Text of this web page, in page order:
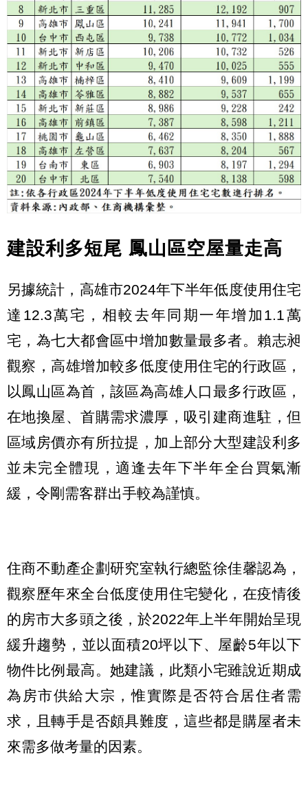
建設利多短尾 鳳山區空屋量走高
另據統計，高雄市2024年下半年低度使用住宅
達12.3萬宅，相較去年同期一年增加1.1萬
宅，為七大都會區中增加數量最多者。賴志昶
觀察，高雄增加較多低度使用住宅的行政區，
以鳳山區為首，該區為高雄人口最多行政區，
在地換屋、首購需求濃厚，吸引建商進駐，但
區域房價亦有所拉提，加上部分大型建設利多
並未完全體現，適逢去年下半年全台買氣漸
緩，令剛需客群出手較為謹慎。
住商不動產企劃研究室執行總監徐佳馨認為，
觀察歷年來全台低度使用住宅變化，在疫情後
的房市大多頭之後，於2022年上半年開始呈現
緩升趨勢，並以面積20坪以下、屋齡5年以下
物件比例最高。她建議，此類小宅雖說近期成
為房市供給大宗，惟實際是否符合居住者需
求，且轉手是否頗具難度，這些都是購屋者未
來需多做考量的因素。